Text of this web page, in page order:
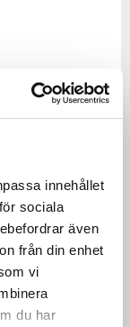
innehållet
sociala
även
från din enhet
vi
du har